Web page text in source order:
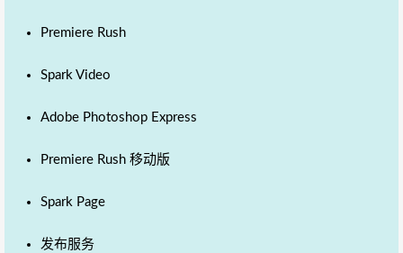
Premiere Rush
Spark Video
Adobe Photoshop Express
Premiere Rush 移动版
Spark Page
发布服务